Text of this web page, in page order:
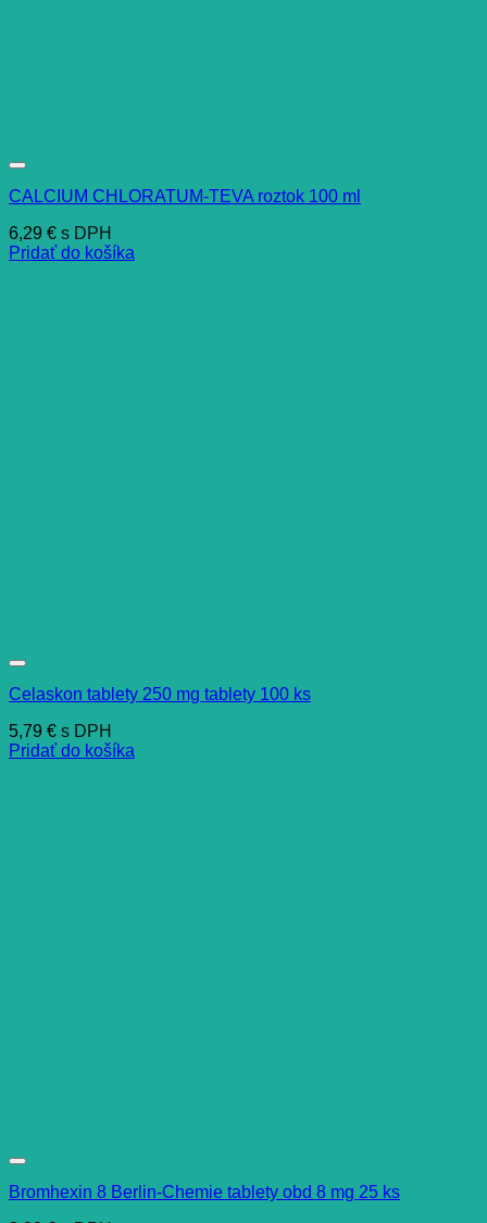
CALCIUM CHLORATUM-TEVA roztok 100 ml
6,29 € s DPH
Pridať do košíka
Celaskon tablety 250 mg tablety 100 ks
5,79 € s DPH
Pridať do košíka
Bromhexin 8 Berlin-Chemie tablety obd 8 mg 25 ks